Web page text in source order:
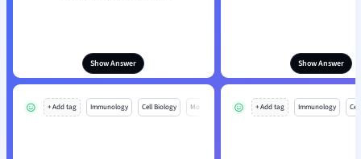
Show Answer Show Answer
+ Add tag Immunology Cell Biology Mo + Add tag Immunology